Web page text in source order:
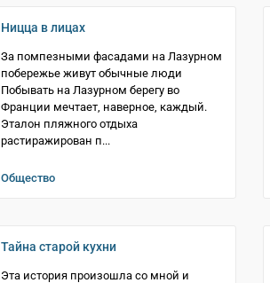
Ницца в лицах
За помпезными фасадами на Лазурном
побережье живут обычные люди
Побывать на Лазурном берегу во
Франции мечтает, наверное, каждый.
Эталон пляжного отдыха
растиражирован п...
Общество
Тайна старой кухни
Эта история произошла со мной и